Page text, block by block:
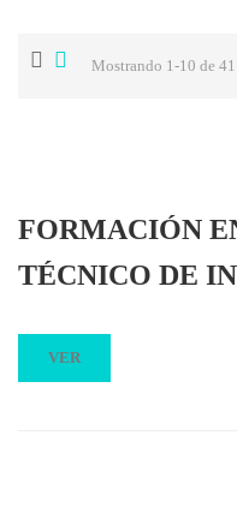
Mostrando 1-10 de
FORMACIÓN
TÉCNICO DE
VER